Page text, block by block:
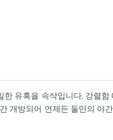
유혹을 속삭입니다. 강렬
개방되어 언제든 둘만의 야